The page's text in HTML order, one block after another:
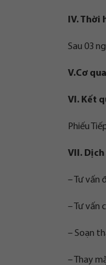
IV. Thời
Sau 03
V.Cơ
VI. Kết
Phiếu
VII.
– Tư vấn
– Tư vấn
– Soạn
– Thay